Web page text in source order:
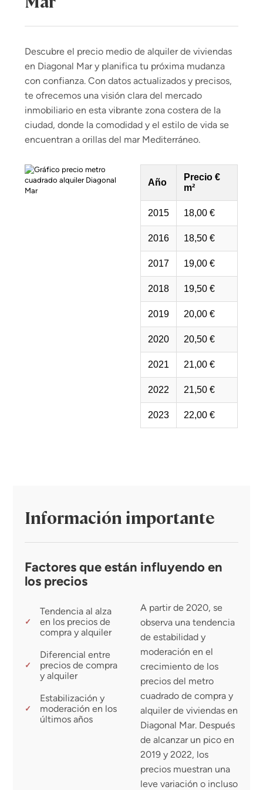
Descubre el precio medio de alquiler de viviendas
en Diagonal Mar y planifica tu próxima mudanza
con confianza. Con datos actualizados y precisos,
te ofrecemos una visión clara del mercado
inmobiliario en esta vibrante zona costera de la
ciudad, donde la comodidad y el estilo de vida se
encuentran a orillas del mar Mediterráneo.
Año
Precio €
m²
2015 18,00 €
2016 18,50 €
2017 19,00 €
2018 19,50 €
2019 20,00 €
2020 20,50 €
2021 21,00 €
2022 21,50 €
2023 22,00 €
Información importante
Factores que están influyendo en
los precios
✓
Tendencia al alza
en los precios de
compra y alquiler
✓
Diferencial entre
precios de compra
y alquiler
✓
Estabilización y
moderación en los
últimos años
A partir de 2020, se
observa una tendencia
de estabilidad y
moderación en el
crecimiento de los
precios del metro
cuadrado de compra y
alquiler de viviendas en
Diagonal Mar. Después
de alcanzar un pico en
2019 y 2022, los
precios muestran una
leve variación o incluso